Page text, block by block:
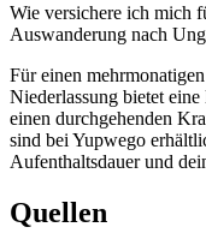
Wie versichere ich mich
Auswanderung nach
Für einen
Niederlassung bietet
einen durchgehenden
sind bei Yupwego
Aufenthaltsdauer und
Quellen